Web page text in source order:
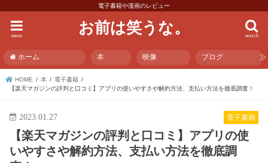
電子書籍や漫画のレビュー
お前は笑うな。 search
menu
ホーム 本 映像 ブログ
HOME 本
電子書籍
【楽天マガジンの評判と口コミ】アプリの使いやすさや解約方法、支払い方法を徹底調査！
電子書籍
2023.01.27
【楽天マガジンの評判と口コミ】アプリの使
いやすさや解約方法、支払い方法を徹底調